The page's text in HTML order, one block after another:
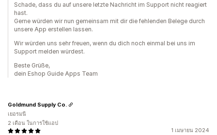
Schade, dass du auf unsere letzte Nachricht im Support nicht reagiert
hast.
Gerne würden wir nun gemeinsam mit dir die fehlenden Belege durch
unsere App erstellen lassen.
Wir würden uns sehr freuen, wenn du dich noch einmal bei uns im
Support melden würdest.
Beste Grüße,
dein Eshop Guide Apps Team
1 เมษายน 2024
Goldmund Supply Co.
เยอรมนี
2 เดือน ในการใช้แอป